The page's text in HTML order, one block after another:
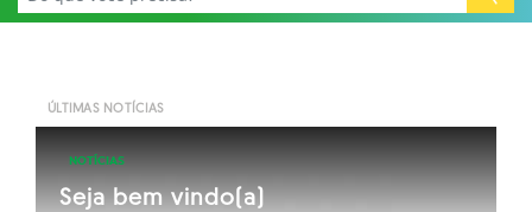
ÚLTIMAS NOTÍCIAS
NOTÍCIAS
Seja bem vindo(a)